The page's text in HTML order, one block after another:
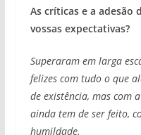
As críticas e a adesão
vossas expectativas?
Superaram em larga
felizes com tudo o que
de existência, mas com
ainda tem de ser feito,
humildade.